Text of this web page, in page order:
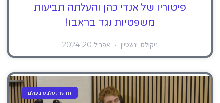
פיטוריו של אנדי כהן והעלתה תביעות
משפטיות נגד בראבו!
ניקולס וינשטיין אפריל 20, 2024
חדשות סלבס בעולם